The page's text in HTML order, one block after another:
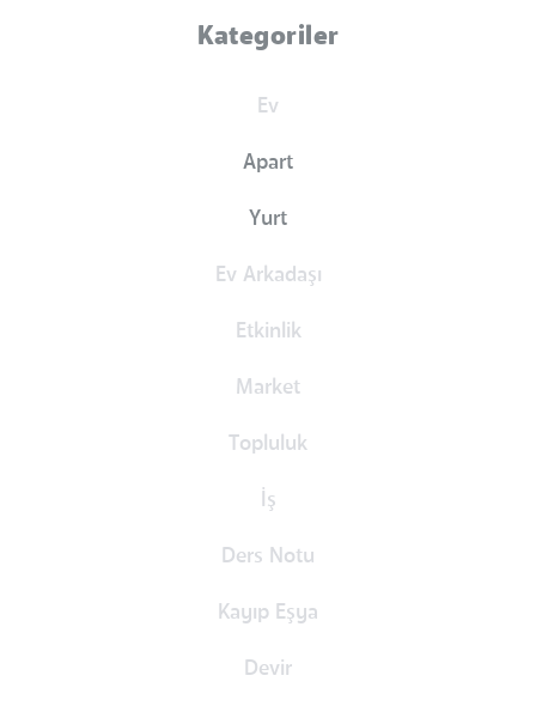
Kategoriler
Ev
Apart
Yurt
Ev Arkadaşı
Etkinlik
Market
Topluluk
İş
Ders Notu
Kayıp Eşya
Devir